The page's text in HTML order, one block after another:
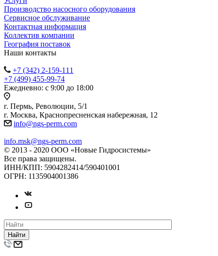
Производство насосного оборудования
Сервисное обслуживание
Контактная информация
Коллектив компании
География поставок
Наши контакты
+7 (342) 2-159-111
+7 (499) 455-99-74
Ежедневно: с 9:00 до 18:00
г. Пермь, Революции, 5/1
г. Москва, Краснопресненская набережная, 12
info@ngs-perm.com
info.msk@ngs-perm.com
© 2013 - 2020 ООО «Новые Гидросистемы»
Все права защищены.
ИНН/КПП: 5904282414/590401001
ОГРН: 1135904001386
Найти